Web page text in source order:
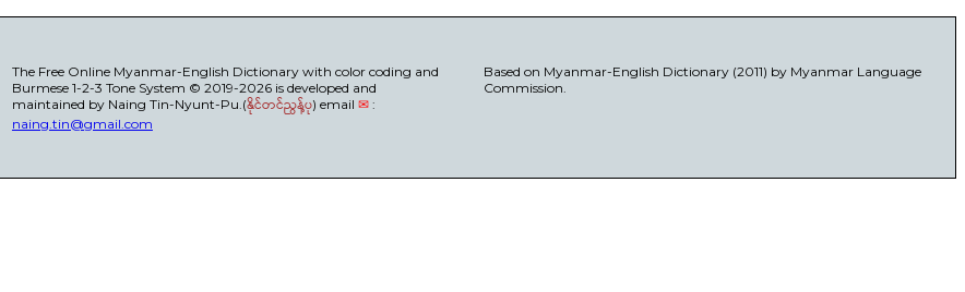
The Free Online Myanmar-English Dictionary with color coding and
Burmese 1-2-3 Tone System © 2019-2026 is developed and
maintained by Naing Tin-Nyunt-Pu.(နိုင်တင်ညွန့်ပု) email ✉:
naing.tin@gmail.com
Based on Myanmar-English Dictionary (2011) by Myanmar Language
Commission.